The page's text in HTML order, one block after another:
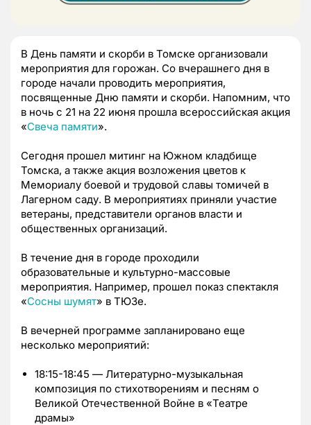
В День памяти и скорби в Томске организовали
мероприятия для горожан. Со вчерашнего дня в
городе начали проводить мероприятия,
посвященные Дню памяти и скорби. Напомним, что
в ночь с 21 на 22 июня прошла всероссийская акция
«Свеча памяти».
Сегодня прошел митинг на Южном кладбище
Томска, а также акция возложения цветов к
Мемориалу боевой и трудовой славы томичей в
Лагерном саду. В мероприятиях приняли участие
ветераны, представители органов власти и
общественных организаций.
В течение дня в городе проходили
образовательные и культурно-массовые
мероприятия. Например, прошел показ спектакля
«Сосны шумят» в ТЮЗе.
В вечерней программе запланировано еще
несколько мероприятий:
18:15-18:45 — Литературно-музыкальная
композиция по стихотворениям и песням о
Великой Отечественной Войне в «Театре
драмы»